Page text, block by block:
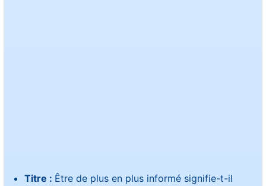
Titre : Être de plus en plus informé signifie-t-il